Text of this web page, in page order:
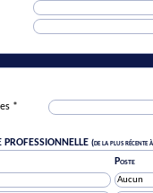
*
PROFESSIONNELLE (de la plus récente
Poste